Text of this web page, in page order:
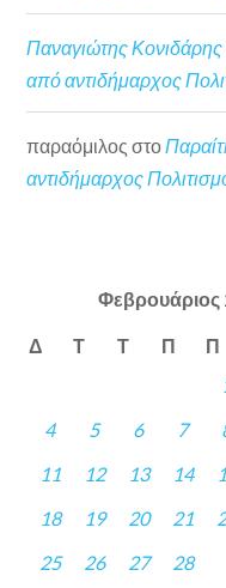
Παναγιώτης Κονιδάρης
από αντιδήμαρχος
παραόμιλος στο
αντιδήμαρχος
Φεβρουάριος
Δ Τ Τ Π Π
4
5 6 7
11
12 13 14
18
19 20 21
25
26 27 28